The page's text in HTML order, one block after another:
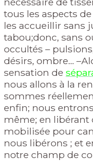
tous les aspects
les accueillir sans
tabou;donc, sans
occultés –
désirs, ombre… –
sensation de
nous allons à la
sommes
enfin; nous
même; en libérant
mobilisée pour
nous libérons ; et
notre champ de